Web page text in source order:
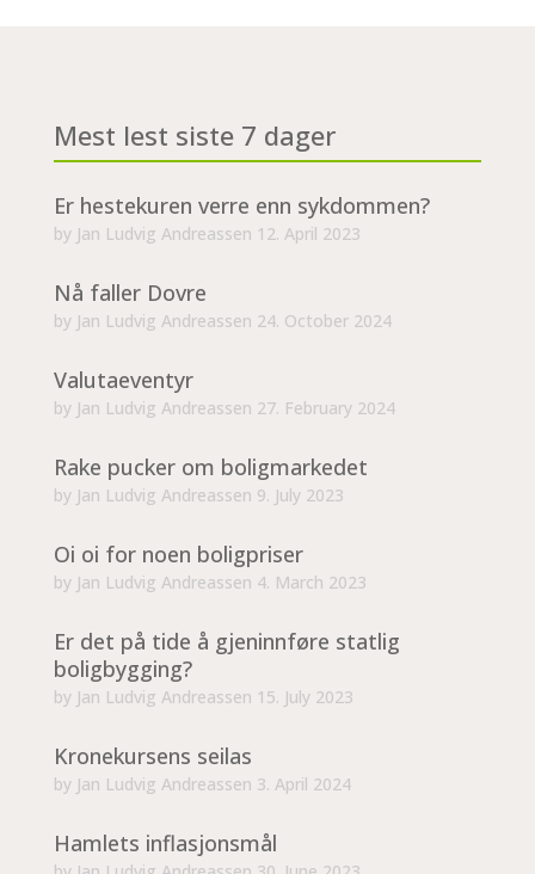
Mest lest siste 7 dager
Er hestekuren verre enn sykdommen?
by Jan Ludvig Andreassen 12. April 2023
Nå faller Dovre
by Jan Ludvig Andreassen 24. October 2024
Valutaeventyr
by Jan Ludvig Andreassen 27. February 2024
Rake pucker om boligmarkedet
by Jan Ludvig Andreassen 9. July 2023
Oi oi for noen boligpriser
by Jan Ludvig Andreassen 4. March 2023
Er det på tide å gjeninnføre statlig
boligbygging?
by Jan Ludvig Andreassen 15. July 2023
Kronekursens seilas
by Jan Ludvig Andreassen 3. April 2024
Hamlets inflasjonsmål